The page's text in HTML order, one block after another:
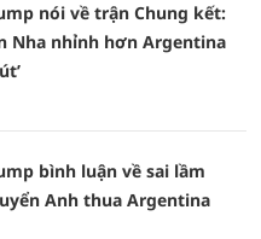
nói về trận Chung kết:
Nha nhỉnh hơn Argentina
bình luận về sai lầm
Anh thua Argentina